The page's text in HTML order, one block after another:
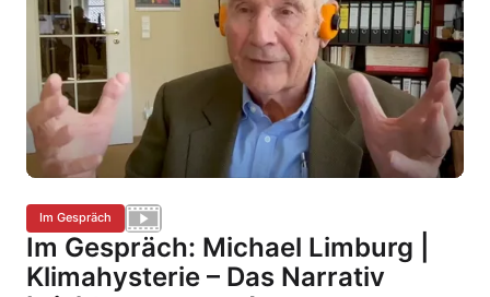
Im Gespräch
Im Gespräch: Michael Limburg |
Klimahysterie – Das Narrativ